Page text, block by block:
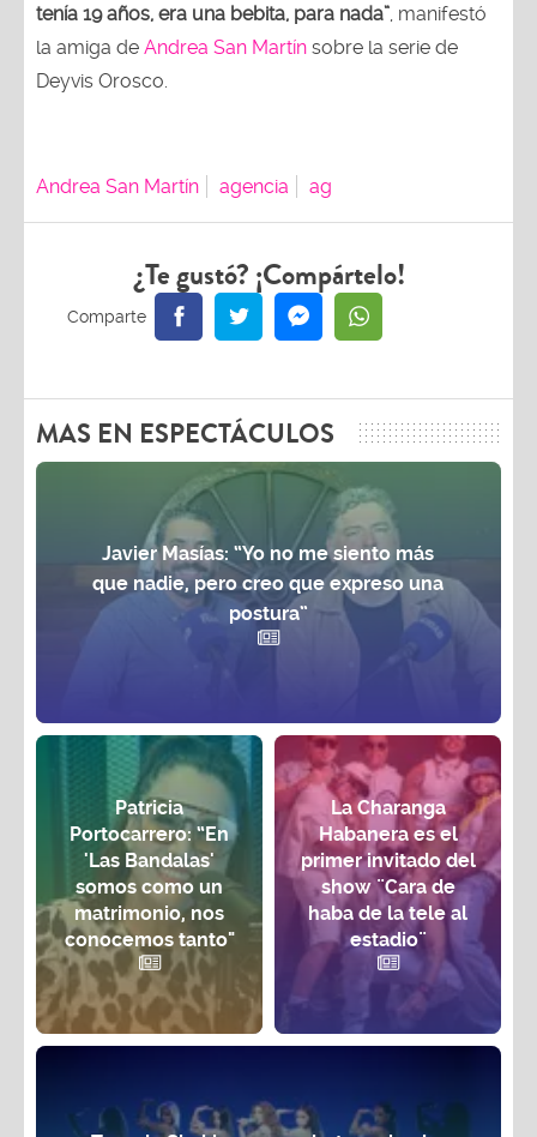
tenía 19 años, era una bebita, para nada” , manifestó
la amiga de Andrea San Martín sobre la serie de
Deyvis Orosco.
Andrea San Martín agencia ag
¿Te gustó? ¡Compártelo!
MAS EN ESPECTÁCULOS
Javier Masías: “Yo no me siento más
que nadie, pero creo que expreso una
postura”
Patricia
Portocarrero: “En
'Las Bandalas'
somos como un
matrimonio, nos
conocemos tanto"
La Charanga
Habanera es el
primer invitado del
show ¨Cara de
haba de la tele al
estadio¨